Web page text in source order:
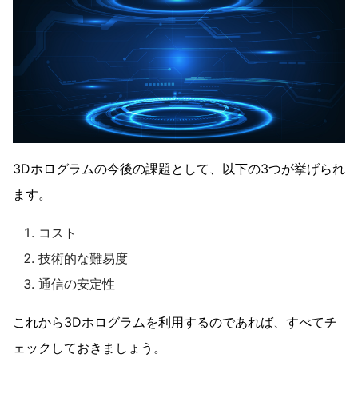
3Dホログラムの今後の課題として、以下の3つが挙げられ
ます。
コスト
技術的な難易度
通信の安定性
これから3Dホログラムを利用するのであれば、すべてチ
ェックしておきましょう。